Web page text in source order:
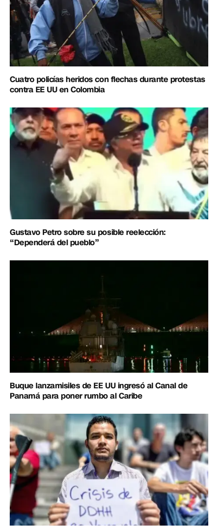
Cuatro policías heridos con flechas durante protestas
contra EE UU en Colombia
Gustavo Petro sobre su posible reelección:
“Dependerá del pueblo”
Buque lanzamisiles de EE UU ingresó al Canal de
Panamá para poner rumbo al Caribe